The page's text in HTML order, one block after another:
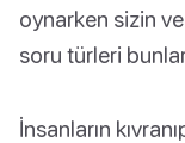
oynarken sizin ve
soru türleri
İnsanların